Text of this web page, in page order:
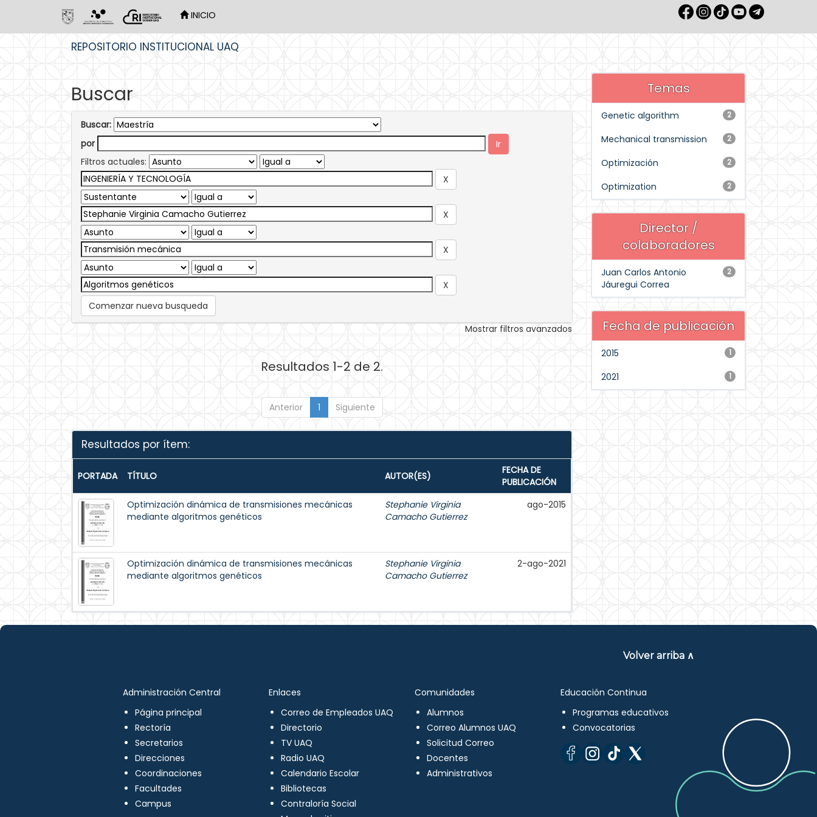
INICIO
REPOSITORIO INSTITUCIONAL UAQ
Buscar
Buscar:
por
Filtros actuales:
Comenzar nueva busqueda
Mostrar filtros avanzados
Resultados 1-2 de 2.
Anterior 1 Siguiente
Resultados por ítem:
PORTADA TÍTULO AUTOR(ES)
FECHA DE
PUBLICACIÓN
Optimización dinámica de transmisiones mecánicas
mediante algoritmos genéticos
Stephanie Virginia
Camacho Gutierrez
ago-2015
Optimización dinámica de transmisiones mecánicas
mediante algoritmos genéticos
Stephanie Virginia
Camacho Gutierrez
2-ago-2021
Temas
2
Genetic algorithm
2
Mechanical transmission
2
Optimización
2
Optimization
Director /
colaboradores
2
Juan Carlos Antonio
Jáuregui Correa
Fecha de publicación
1
2015
1
2021
Volver arriba ∧
Administración Central
Página principal
Rectoría
Secretarios
Direcciones
Coordinaciones
Facultades
Campus
Enlaces
Correo de Empleados UAQ
Directorio
TV UAQ
Radio UAQ
Calendario Escolar
Bibliotecas
Contraloría Social
Comunidades
Alumnos
Correo Alumnos UAQ
Solicitud Correo
Docentes
Administrativos
Educación Continua
Programas educativos
Convocatorias